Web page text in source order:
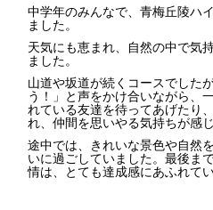
中学年のみんなで、青梅丘陵ハ
ました。
天気にも恵まれ、自然の中で気
ました。
山道や坂道が続くコースでした
う！」と声をかけ合いながら、
れている友達を待ってあげたり
れ、仲間を思いやる気持ちが感
途中では、きれいな景色や自然
いに過ごしていました。最後ま
情は、とても達成感にあふれて